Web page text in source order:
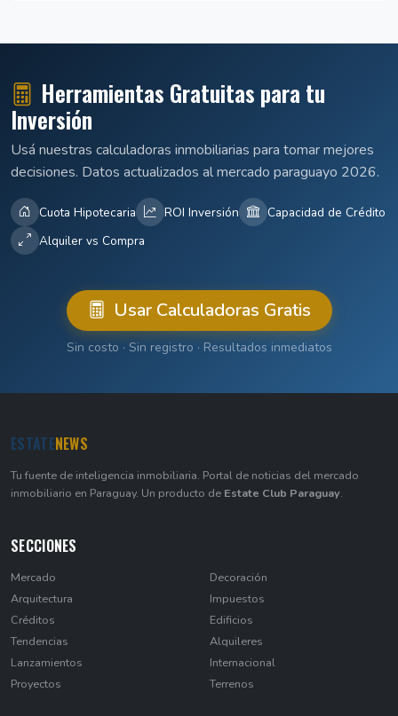
Herramientas Gratuitas para tu
Inversión
Usá nuestras calculadoras inmobiliarias para tomar mejores
decisiones. Datos actualizados al mercado paraguayo 2026.
Cuota Hipotecaria ROI Inversión
Capacidad de Crédito
Alquiler vs Compra
Usar Calculadoras Gratis
Sin costo · Sin registro · Resultados inmediatos
ESTATENEWS
Tu fuente de inteligencia inmobiliaria. Portal de noticias del mercado
inmobiliario en Paraguay. Un producto de Estate Club Paraguay.
SECCIONES
Mercado
Arquitectura
Créditos
Tendencias
Lanzamientos
Proyectos
Decoración
Impuestos
Edificios
Alquileres
Internacional
Terrenos